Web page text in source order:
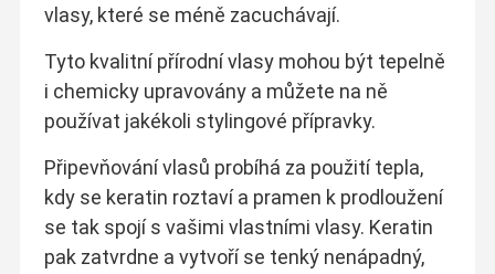
vlasy, které se méně zacuchávají.
Tyto kvalitní přírodní vlasy mohou být tepelně
i chemicky upravovány a můžete na ně
používat jakékoli stylingové přípravky.
Připevňování vlasů probíhá za použití tepla,
kdy se keratin roztaví a pramen k prodloužení
se tak spojí s vašimi vlastními vlasy. Keratin
pak zatvrdne a vytvoří se tenký nenápadný,